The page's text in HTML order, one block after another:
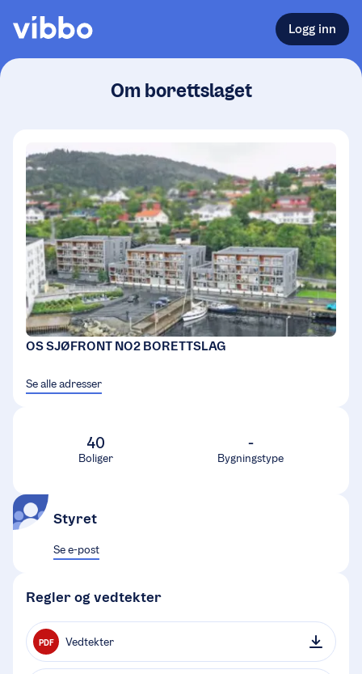
Logg inn
Om borettslaget
OS SJØFRONT NO2 BORETTSLAG
Se alle adresser
40
Boliger
-
Bygningstype
Styret
Se e-post
Regler og vedtekter
PDF Vedtekter